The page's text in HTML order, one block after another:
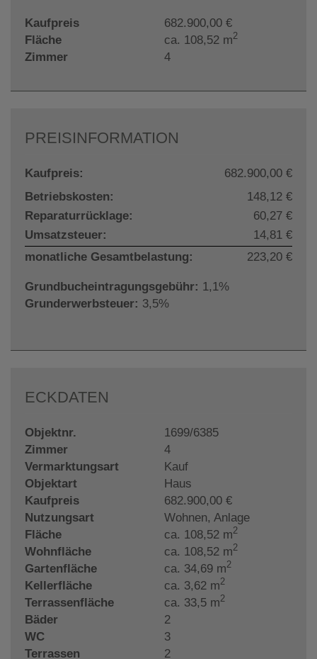
Kaufpreis
682.900,00 €
Fläche
ca. 108,52 m2
Zimmer 4
PREISINFORMATION
Kaufpreis:
682.900,00 €
Betriebskosten:
148,12 €
Reparaturrücklage:
60,27 €
Umsatzsteuer:
14,81 €
monatliche Gesamtbelastung:
223,20 €
Grundbucheintragungsgebühr: 1,1%
Grunderwerbsteuer: 3,5%
ECKDATEN
Objektnr.
1699/6385
Zimmer
4
Vermarktungsart
Kauf
Objektart
Haus
Kaufpreis
682.900,00 €
Nutzungsart
Wohnen Anlage
Fläche
ca. 108,52 m2
Wohnfläche ca. 108,52 m2
Gartenfläche ca. 34,69 m2
Kellerfläche ca. 3,62 m2
Terrassenfläche ca. 33,5 m2
Bäder
2
WC
3
Terrassen
2